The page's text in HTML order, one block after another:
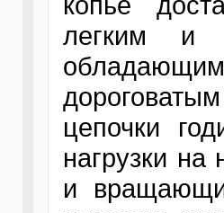
легким и
цепочки
нагрузки
и